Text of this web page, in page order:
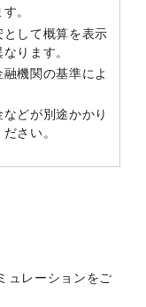
。
として概算を表示
ります。
機関の基準によ
どが別途かかり
さい。
ュレーションをご